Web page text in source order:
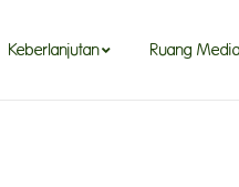
Keberlanjutan Ruang Media